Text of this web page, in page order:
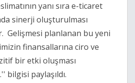
yanı sıra e-ticaret
sinerji oluşturulması
Gelişmesi planlanan bu yeni
finansallarına ciro ve
bir etki oluşması
paylaşıldı.